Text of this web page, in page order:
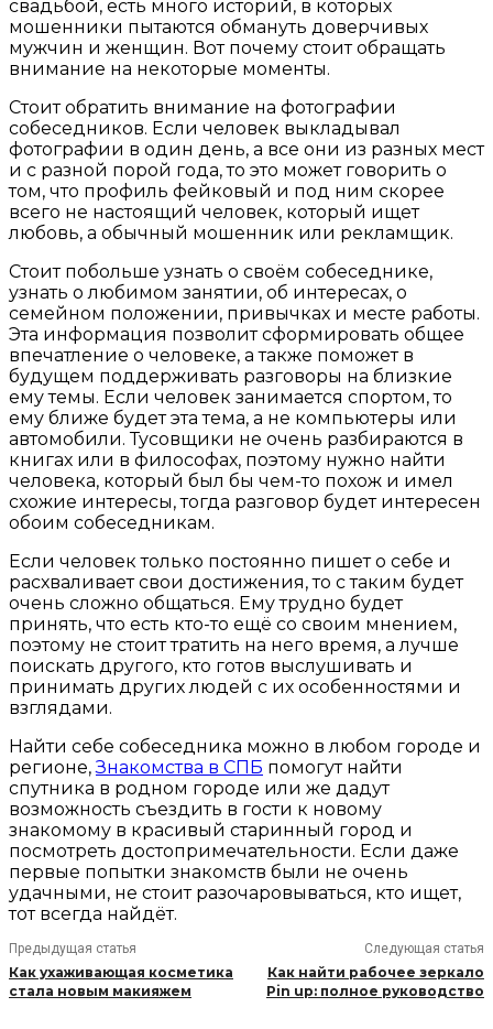
свадьбой, есть много историй, в которых
мошенники пытаются обмануть доверчивых
мужчин и женщин. Вот почему стоит обращать
внимание на некоторые моменты.
Стоит обратить внимание на фотографии
собеседников. Если человек выкладывал
фотографии в один день, а все они из разных мест
и с разной порой года, то это может говорить о
том, что профиль фейковый и под ним скорее
всего не настоящий человек, который ищет
любовь, а обычный мошенник или рекламщик.
Стоит побольше узнать о своём собеседнике,
узнать о любимом занятии, об интересах, о
семейном положении, привычках и месте работы.
Эта информация позволит сформировать общее
впечатление о человеке, а также поможет в
будущем поддерживать разговоры на близкие
ему темы. Если человек занимается спортом, то
ему ближе будет эта тема, а не компьютеры или
автомобили. Тусовщики не очень разбираются в
книгах или в философах, поэтому нужно найти
человека, который был бы чем-то похож и имел
схожие интересы, тогда разговор будет интересен
обоим собеседникам.
Если человек только постоянно пишет о себе и
расхваливает свои достижения, то с таким будет
очень сложно общаться. Ему трудно будет
принять, что есть кто-то ещё со своим мнением,
поэтому не стоит тратить на него время, а лучше
поискать другого, кто готов выслушивать и
принимать других людей с их особенностями и
взглядами.
Найти себе собеседника можно в любом городе и
регионе,Знакомства в СПБ помогут найти
спутника в родном городе или же дадут
возможность съездить в гости к новому
знакомому в красивый старинный город и
посмотреть достопримечательности. Если даже
первые попытки знакомств были не очень
удачными, не стоит разочаровываться, кто ищет,
тот всегда найдёт.
Предыдущая статья
Как ухаживающая косметика
стала новым макияжем
Следующая статья
Как найти рабочее зеркало
Pin up: полное руководство